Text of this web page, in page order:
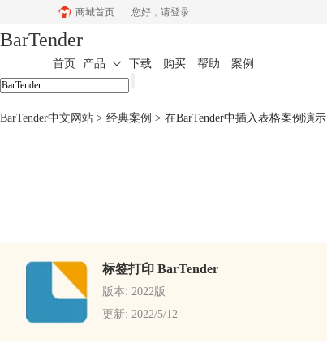
商城首页 您好， 请登录
BarTender
首页 产品 下载 购买 帮助 案例
BarTender中文网站 > 经典案例 > 在BarTender中插入表格案例演示
标签打印 BarTender
版本: 2022版
更新: 2022/5/12